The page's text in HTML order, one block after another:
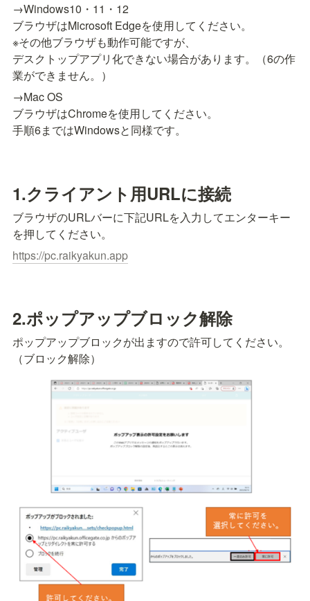
→Windows10・11・12
ブラウザはMicrosoft Edgeを使用してください。
※その他ブラウザも動作可能ですが、
デスクトップアプリ化できない場合があります。（6の作
業ができません。）
→Mac OS
ブラウザはChromeを使用してください。
手順6まではWindowsと同様です。
1.クライアント用URLに接続
ブラウザのURLバーに下記URLを入力してエンターキー
を押してください。
https://pc.raikyakun.app
2.ポップアップブロック解除
ポップアップブロックが出ますので許可してください。
（ブロック解除）